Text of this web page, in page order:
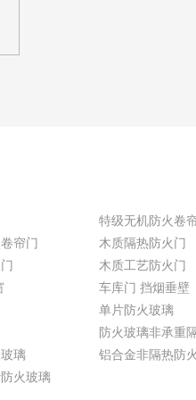
特级无机防火卷
帘门
木质隔热防火门
木质工艺防火门
车库门 挡烟垂壁
单片防火玻璃
防火玻璃非承重
璃
铝合金非隔热防
火玻璃